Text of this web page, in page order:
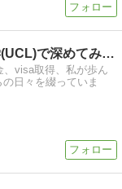
「教育学」をロンドン大学(UCL)で深めてみよう
、visa取得、私が歩ん
日々を綴っていま